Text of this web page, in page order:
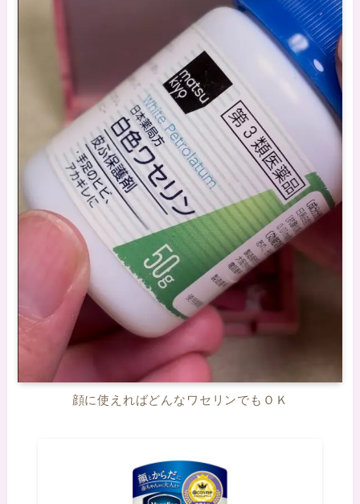
顔に使えればどんなワセリンでもＯＫ